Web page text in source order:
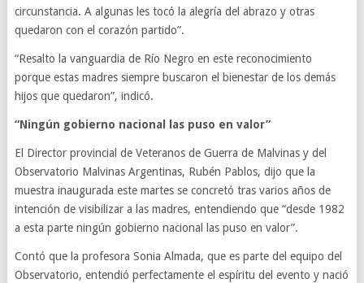
circunstancia. A algunas les tocó la alegría del abrazo y otras
quedaron con el corazón partido”.
“Resalto la vanguardia de Río Negro en este reconocimiento
porque estas madres siempre buscaron el bienestar de los demás
hijos que quedaron”, indicó.
“Ningún gobierno nacional las puso en valor”
El Director provincial de Veteranos de Guerra de Malvinas y del
Observatorio Malvinas Argentinas, Rubén Pablos, dijo que la
muestra inaugurada este martes se concretó tras varios años de
intención de visibilizar a las madres, entendiendo que “desde 1982
a esta parte ningún gobierno nacional las puso en valor”.
Contó que la profesora Sonia Almada, que es parte del equipo del
Observatorio, entendió perfectamente el espíritu del evento y nació